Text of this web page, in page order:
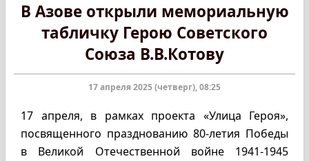
В Азове открыли мемориальную
табличку Герою Советского
Союза В.В.Котову
17 апреля 2025 (четверг), 08:25
17 апреля, в рамках проекта «Улица Героя»,
посвященного празднованию 80-летия Победы
в Великой Отечественной войне 1941-1945